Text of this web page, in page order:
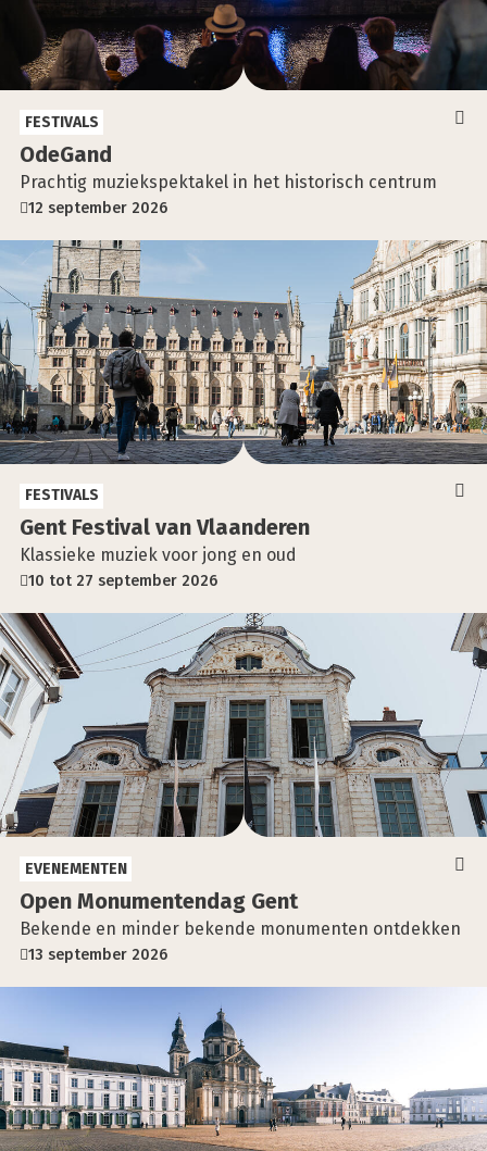
Ode­Gand
Prachtig muziekspektakel in het historisch centrum
12 september 2026
FESTIVALS
Gent Fes­ti­val van Vlaan­de­ren
Klassieke muziek voor jong en oud
10 tot 27 september 2026
FESTIVALS
Open Monu­men­ten­dag Gent
Bekende en minder bekende monumenten ontdekken
13 september 2026
EVENEMENTEN